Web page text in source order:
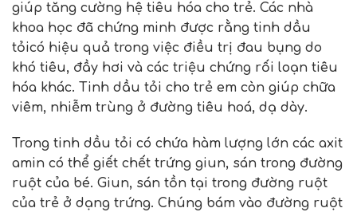
giúp tăng cường hệ tiêu hóa cho trẻ. Các nhà
khoa học đã chứng minh được rằng tinh dầu
tỏicó hiệu quả trong việc điều trị đau bụng do
khó tiêu, đầy hơi và các triệu chứng rối loạn tiêu
hóa khác. Tinh dầu tỏi cho trẻ em còn giúp chữa
viêm, nhiễm trùng ở đường tiêu hoá, dạ dày.
Trong tinh dầu tỏi có chứa hàm lượng lớn các axit
amin có thể giết chết trứng giun, sán trong đường
ruột của bé. Giun, sán tồn tại trong đường ruột
của trẻ ở dạng trứng. Chúng bám vào đường ruột